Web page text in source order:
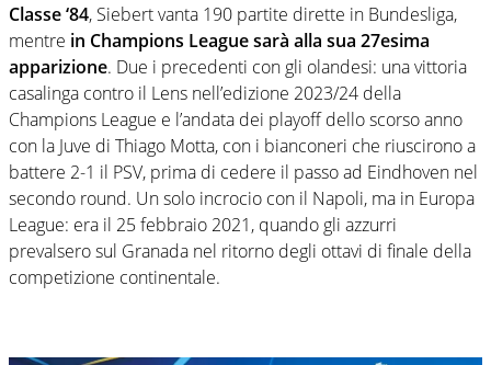
Classe ‘84, Siebert vanta 190 partite dirette in Bundesliga,
mentre in Champions League sarà alla sua 27esima
apparizione. Due i precedenti con gli olandesi: una vittoria
casalinga contro il Lens nell’edizione 2023/24 della
Champions League e l’andata dei playoff dello scorso anno
con la Juve di Thiago Motta, con i bianconeri che riuscirono a
battere 2-1 il PSV, prima di cedere il passo ad Eindhoven nel
secondo round. Un solo incrocio con il Napoli, ma in Europa
League: era il 25 febbraio 2021, quando gli azzurri
prevalsero sul Granada nel ritorno degli ottavi di finale della
competizione continentale.